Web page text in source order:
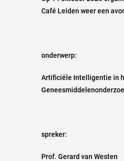
Café Leiden weer een
onderwerp:
Artificiële Intelligentie in
spreker:
Prof. Gerard van Westen